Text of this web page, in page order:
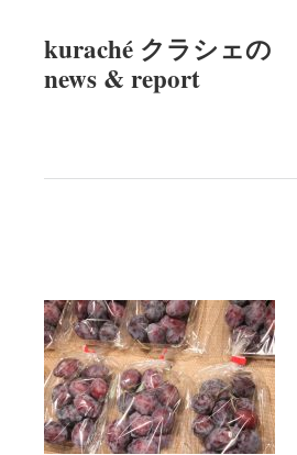
kuraché クラシェの
news & report